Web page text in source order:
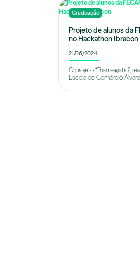
Graduação
Projeto de alunos da
no Hackathon Ibracon
21/06/2024
O projeto “Trismegistro”,
Escola de Comércio